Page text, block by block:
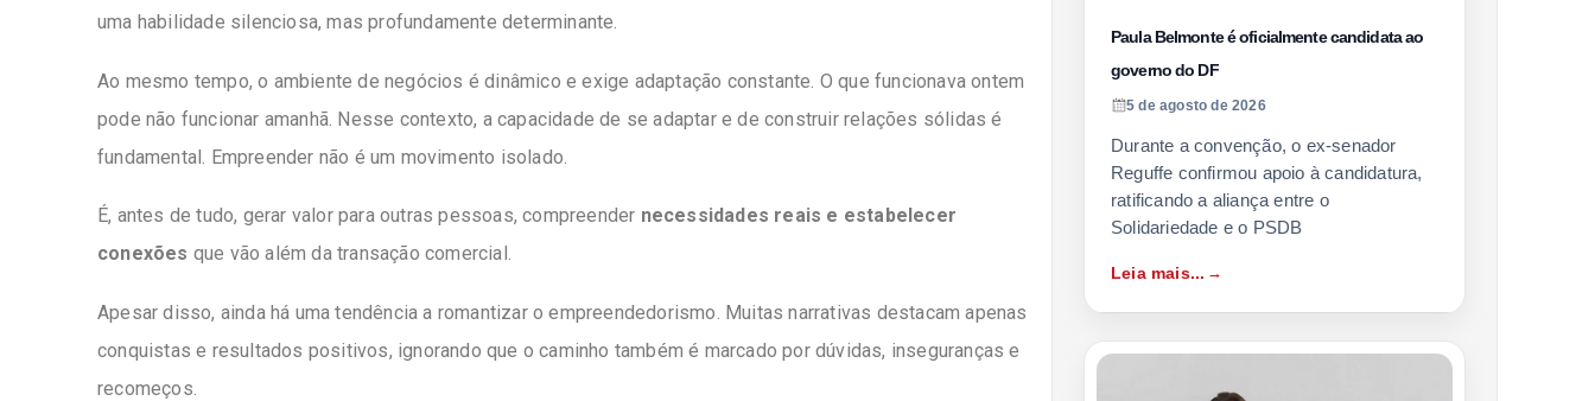
uma habilidade silenciosa, mas profundamente determinante.
Ao mesmo tempo, o ambiente de negócios é dinâmico e exige adaptação constante. O que funcionava ontem
pode não funcionar amanhã. Nesse contexto, a capacidade de se adaptar e de construir relações sólidas é
fundamental. Empreender não é um movimento isolado.
É, antes de tudo, gerar valor para outras pessoas, compreender necessidades reais e estabelecer
conexões que vão além da transação comercial.
Apesar disso, ainda há uma tendência a romantizar o empreendedorismo. Muitas narrativas destacam apenas
conquistas e resultados positivos, ignorando que o caminho também é marcado por dúvidas, inseguranças e
recomeços.
Paula Belmonte é oficialmente candidata ao
governo do DF
5 de agosto de 2026
Durante a convenção, o ex-senador
Reguffe confirmou apoio à candidatura,
ratificando a aliança entre o
Solidariedade e o PSDB
Leia mais...